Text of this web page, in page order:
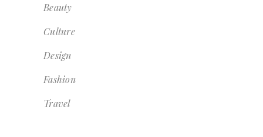
Beauty
Culture
Design
Fashion
Travel